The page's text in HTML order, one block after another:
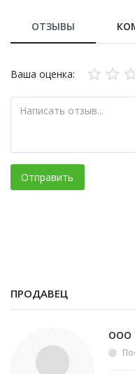
ОТЗЫВЫ
Ваша оценка:
Отправить
ПРОДАВЕЦ
ООО